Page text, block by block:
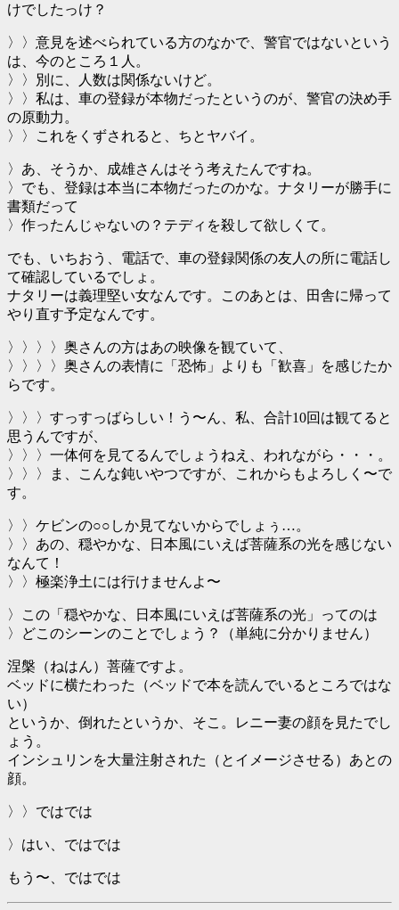
けでしたっけ？
〉〉意見を述べられている方のなかで、警官ではないという
は、今のところ１人。
〉〉別に、人数は関係ないけど。
〉〉私は、車の登録が本物だったというのが、警官の決め手
の原動力。
〉〉これをくずされると、ちとヤバイ。
〉あ、そうか、成雄さんはそう考えたんですね。
〉でも、登録は本当に本物だったのかな。ナタリーが勝手に
書類だって
〉作ったんじゃないの？テディを殺して欲しくて。
でも、いちおう、電話で、車の登録関係の友人の所に電話し
て確認しているでしょ。
ナタリーは義理堅い女なんです。このあとは、田舎に帰って
やり直す予定なんです。
〉〉〉〉奥さんの方はあの映像を観ていて、
〉〉〉〉奥さんの表情に「恐怖」よりも「歓喜」を感じたか
らです。
〉〉〉すっすっばらしい！う〜ん、私、合計10回は観てると
思うんですが、
〉〉〉一体何を見てるんでしょうねえ、われながら・・・。
〉〉〉ま、こんな鈍いやつですが、これからもよろしく〜で
す。
〉〉ケビンの○○しか見てないからでしょぅ…。
〉〉あの、穏やかな、日本風にいえば菩薩系の光を感じない
なんて！
〉〉極楽浄土には行けませんよ〜
〉この「穏やかな、日本風にいえば菩薩系の光」ってのは
〉どこのシーンのことでしょう？（単純に分かりません）
涅槃（ねはん）菩薩ですよ。
ベッドに横たわった（ベッドで本を読んでいるところではな
い）
というか、倒れたというか、そこ。レニー妻の顔を見たでし
ょう。
インシュリンを大量注射された（とイメージさせる）あとの
顔。
〉〉ではでは
〉はい、ではでは
もう〜、ではでは